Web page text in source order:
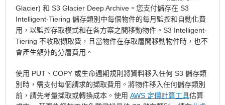
Glacier) 和 S3 Glacier Deep Archive。您支付儲存在 S3
Intelligent-Tiering 儲存類別中每個物件的每月監控和自動化費
用，以監控存取模式和在各方案之間移動物件。S3 Intelligent-
Tiering 不收取擷取費，且當物件在存取層間移動物件時，也不
會產生額外的分層費用。
使用 PUT、COPY 或生命週期規則將資料移入任何 S3 儲存類
別時，需支付每個請求的擷取費用。將物件移入任何儲存類別
前，請先考量擷取或轉換成本。使用 AWS 定價計算工具估算